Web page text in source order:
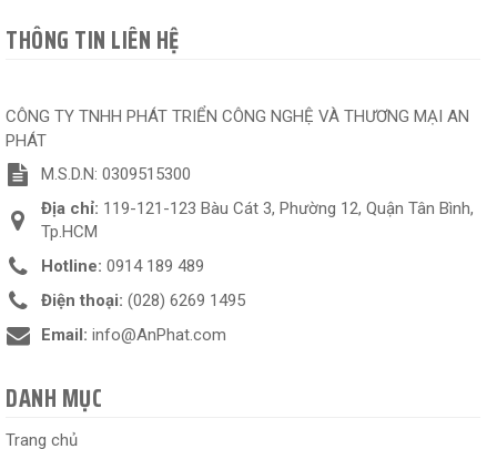
THÔNG TIN LIÊN HỆ
CÔNG TY TNHH PHÁT TRIỂN CÔNG NGHỆ VÀ THƯƠNG MẠI AN
PHÁT
M.S.D.N: 0309515300
Địa chỉ: 119-121-123 Bàu Cát 3, Phường 12, Quận Tân Bình,
Tp.HCM
Hotline: 0914 189 489
Điện thoại: (028) 6269 1495
Email: info@AnPhat.com
DANH MỤC
Trang chủ